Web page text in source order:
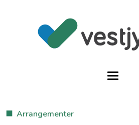
Arrangementer